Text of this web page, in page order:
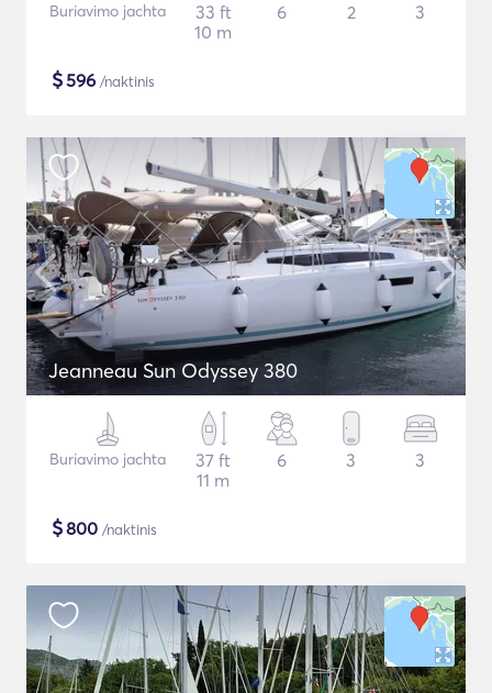
Buriavimo jachta
33 ft
10 m
6 2 3
$596 /naktinis
Jeanneau Sun Odyssey 380
Buriavimo jachta
37 ft
11 m
6 3 3
$800 /naktinis